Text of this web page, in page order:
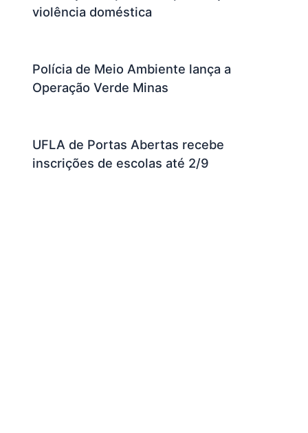
violência doméstica
Polícia de Meio Ambiente lança a
Operação Verde Minas
UFLA de Portas Abertas recebe
inscrições de escolas até 2/9